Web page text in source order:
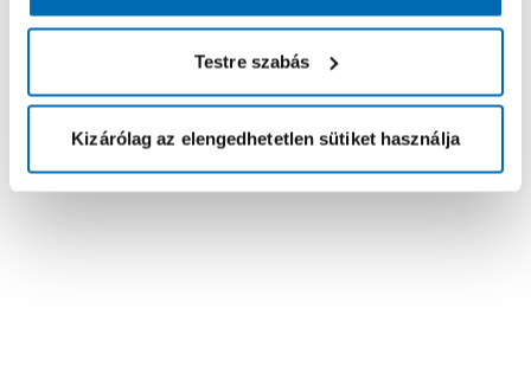
Testre szabás
Kizárólag az elengedhetetlen sütiket használja